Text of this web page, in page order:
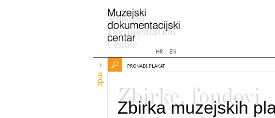
HR| EN
mdc
PRONAĐI PLAKAT
Zbirke, fondovi
Zbirka muzejskih